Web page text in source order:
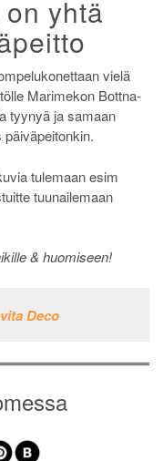
yhtä
vielä
Marimekon Bottna-
tyynyä ja samaan
tulemaan esim
tuunailemaan
& huomiseen!
Deco